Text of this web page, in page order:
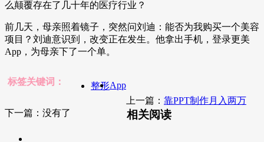
么颠覆存在了几十年的医疗行业？
前几天，母亲照着镜子，突然问刘迪：能否为我购买一个美容
项目？刘迪意识到，改变正在发生。他拿出手机，登录更美
App，为母亲下了一个单。
标签关键词： 整形App
上一篇： 靠PPT制作月入两万
下一篇：没有了
相关阅读